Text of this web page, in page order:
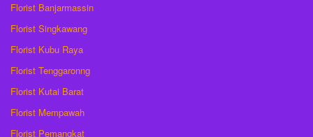
Florist Banjarmassin
Florist Singkawang
Florist Kubu Raya
Florist Tenggaronng
Florist Kutai Barat
Florist Mempawah
Florist Pemangkat